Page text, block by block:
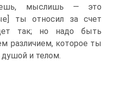
мыслишь — это
ты относил за счет
так; но надо быть
различием, которое ты
и телом.